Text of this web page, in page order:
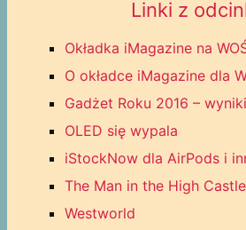
Linki z
Okładka iMagazine na
O okładce iMagazine dla
Gadżet Roku 2016 – wyniki
OLED się wypala
iStockNow dla AirPods i
The Man in the High Castle
Westworld